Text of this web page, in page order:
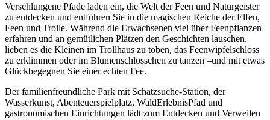
Verschlungene Pfade laden ein, die Welt der Feen und Naturgeister
zu entdecken und entführen Sie in die magischen Reiche der Elfen,
Feen und Trolle. Während die Erwachsenen viel über Feenpflanzen
erfahren und an gemütlichen Plätzen den Geschichten lauschen,
lieben es die Kleinen im Trollhaus zu toben, das Feenwipfelschloss
zu erklimmen oder im Blumenschlösschen zu tanzen –und mit etwas
Glückbegegnen Sie einer echten Fee.
Der familienfreundliche Park mit Schatzsuche-Station, der
Wasserkunst, Abenteuerspielplatz, WaldErlebnisPfad und
gastronomischen Einrichtungen lädt zum Entdecken und Verweilen